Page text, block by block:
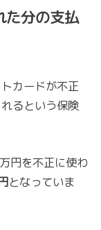
た分の支払
カードが不正
るという保険
円を不正に使わ
となっていま